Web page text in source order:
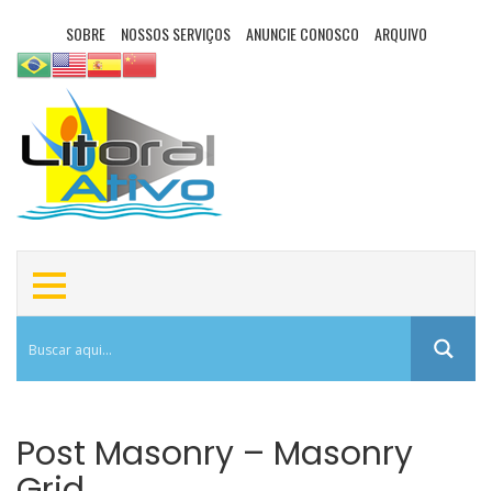
SOBRE NOSSOS SERVIÇOS ANUNCIE CONOSCO ARQUIVO
Post Masonry – Masonry